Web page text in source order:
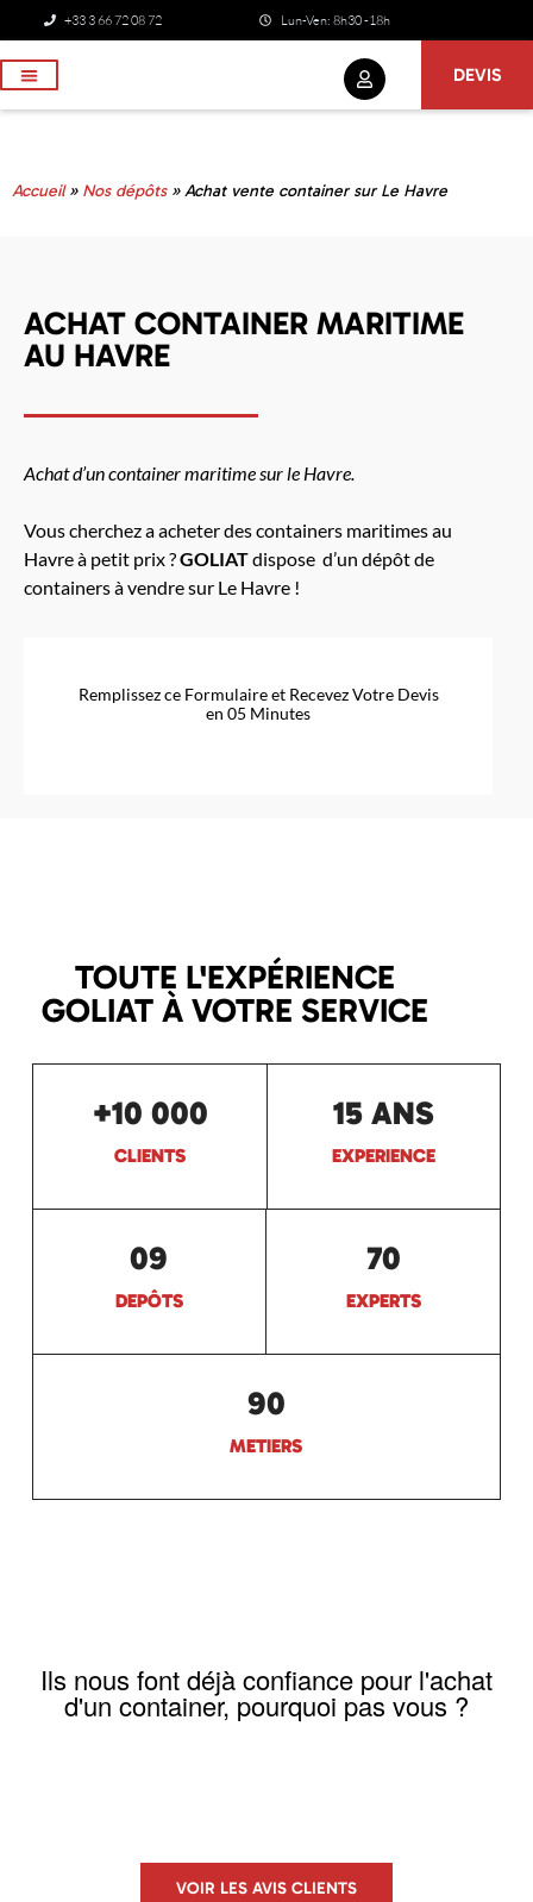
+33 3 66 72 08 72 Lun-Ven: 8h30 -18h
DEVIS
Accueil» Nos dépôts»Achat vente container sur Le Havre
ACHAT CONTAINER MARITIME
AU HAVRE
Achat d’un container maritime sur le Havre.
Vous cherchez a acheter des containers maritimes au
Havre à petit prix ?GOLIATdispose d’un dépôt de
containers à vendre sur Le Havre !
Remplissez ce Formulaire et Recevez Votre Devis
en 05 Minutes
TOUTE L'EXPÉRIENCE
GOLIAT À VOTRE SERVICE
+10 000
CLIENTS
15 ANS
EXPERIENCE
09
DEPÔTS
70
EXPERTS
90
METIERS
Ils nous font déjà confiance pour l'achat
d'un container, pourquoi pas vous ?
VOIR LES AVIS CLIENTS